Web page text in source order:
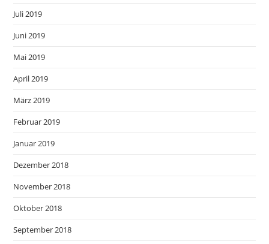
Juli 2019
Juni 2019
Mai 2019
April 2019
März 2019
Februar 2019
Januar 2019
Dezember 2018
November 2018
Oktober 2018
September 2018